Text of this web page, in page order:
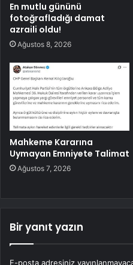
En mutlu gününü
fotoğrafladığı damat
azraili oldu!
Ağustos 8, 2026
Mahkeme Kararına
Uymayan Emniyete Talimat
Ağustos 7, 2026
Bir yanıt yazın
E-posta adresiniz